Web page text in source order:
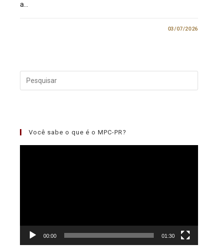
a…
03/07/2026
Você sabe o que é o MPC-PR?
00:00 01:30